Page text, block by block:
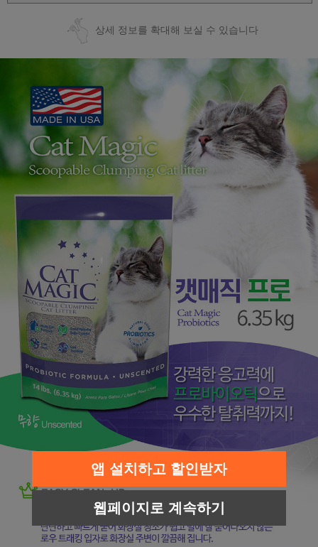
상세 정보를 확대해 보실 수 있습니다
앱 설치하고 할인받자
웹페이지로 계속하기